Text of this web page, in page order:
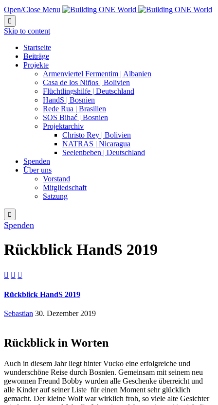
Open/Close Menu

Skip to content
Startseite
Beiträge
Projekte
Armenviertel Fermentim | Albanien
Casa de los Niños | Bolivien
Flüchtlingshilfe | Deutschland
HandS | Bosnien
Rede Rua | Brasilien
SOS Bihać | Bosnien
Projektarchiv
Christo Rey | Bolivien
NATRAS | Nicaragua
Seelenbeben | Deutschland
Spenden
Über uns
Vorstand
Mitgliedschaft
Satzung

Spenden
Rückblick HandS 2019
  
Rückblick HandS 2019
Sebastian 30. Dezember 2019
Rückblick in Worten
Auch in diesem Jahr liegt hinter Vucko eine erfolgreiche und
wunderschöne Reise durch Bosnien. Gemeinsam mit seinem neu
gewonnen Freund Bobby wurden alle Geschenke überreicht und
alle Kinder auf seiner Liste für einen Moment sehr glücklich
gemacht. Der kleine Wolf war wirklich froh, so viele alte Gesichter